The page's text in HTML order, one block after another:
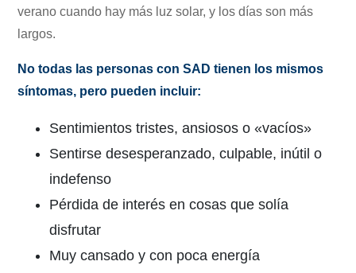
verano cuando hay más luz solar, y los días son más
largos.
No todas las personas con SAD tienen los mismos
síntomas, pero pueden incluir:
Sentimientos tristes, ansiosos o «vacíos»
Sentirse desesperanzado, culpable, inútil o
indefenso
Pérdida de interés en cosas que solía
disfrutar
Muy cansado y con poca energía